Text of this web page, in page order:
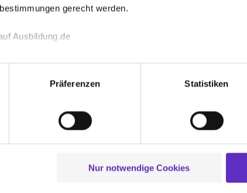
gerecht werden.
Ausbildung.de
technischen Funktion unserer Webseite („Notwendig“),
zu speichern ( „Präferenzen“), die Zugriffe auf
zu deiner Verwendung unserer Website an unsere
und um Inhalte und Anzeigen zu personalisieren („Social
möglicherweise mit weiteren Daten zusammen, die
der separaten Aktivierung von „Social Media und
Setzen der Cookies externe Inhalte (z.B. Videos oder
Präferenzen Statistiken
Nur notwendige Cookies
viel Spaß. Was ich manchmal nicht so gut